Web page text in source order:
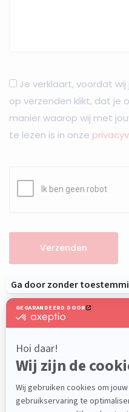
Adres
CookieCode
Ligusterbaan 16a
2908 LW Capelle aan den
Je verklaart, voordat
op verzenden klikt, dat je
manier waarop wij met
te lezen is in onze
Verzenden